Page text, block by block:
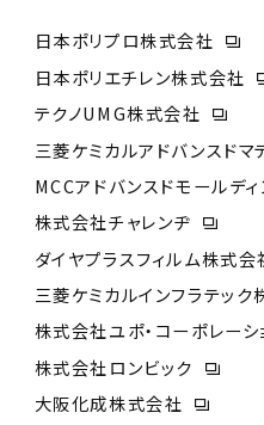
日本ポリプロ株式会社
MCCアドバンスドモールデ
三菱ケミカルアドバンスド
株式会社チャレンヂ
ダイヤプラスフィルム株式会
三菱ケミカルインフラテック
株式会社ユポ・コーポレーシ
株式会社ロンビック
大阪化成株式会社
テクノUMG株式会社
日本ポリエチレン株式会社